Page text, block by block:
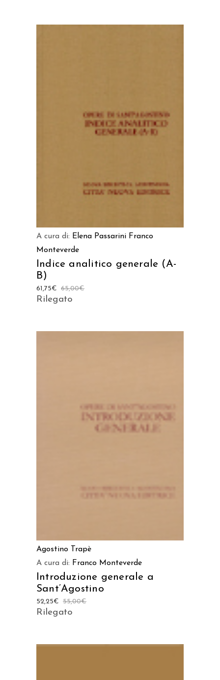
AGGIUNGI AL CARRELLO
A cura di: Elena Passarini Franco
Monteverde
Indice analitico generale (A-
B)
65,00€
61,75€
Rilegato
Agostino Trapè
A cura di: Franco Monteverde
Introduzione generale a
Sant’Agostino
55,00€
52,25€
Rilegato